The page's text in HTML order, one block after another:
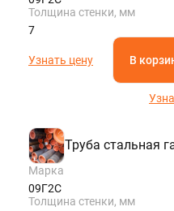
Толщина стенки, мм
7
Узнать цену В
Труба стальная
Марка
09Г2С
Толщина стенки, мм